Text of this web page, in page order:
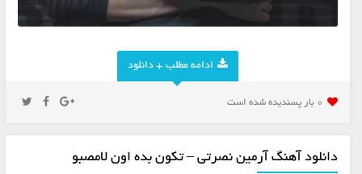
ادامه مطلب + دانلود
0 بار پسنديده شده است
دانلود آهنگ آرمین نصرتی – تکون بده اون لامصبو